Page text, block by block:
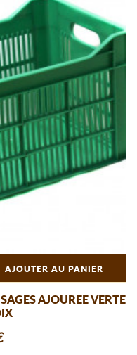
AJOUTER AU PANIER
AJOUREE VERTE